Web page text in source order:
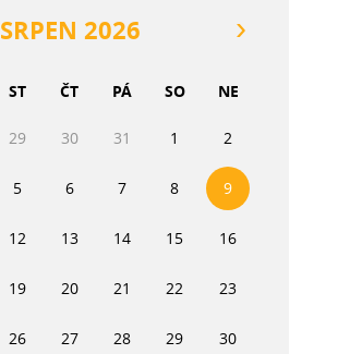
SRPEN 2026
ST ČT PÁ SO NE
29 30 31 1 2
5 6 7 8 9
12 13 14 15 16
19 20 21 22 23
26 27 28 29 30